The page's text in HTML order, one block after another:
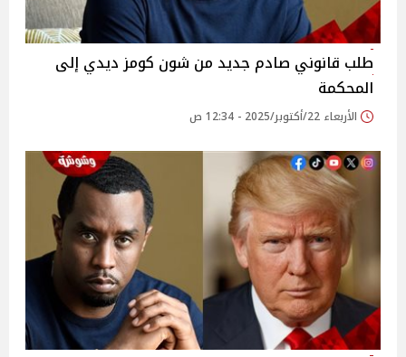
طلب قانوني صادم جديد من شون كومز ديدي إلى
المحكمة
الأربعاء 22/أكتوبر/2025 - 12:34 ص